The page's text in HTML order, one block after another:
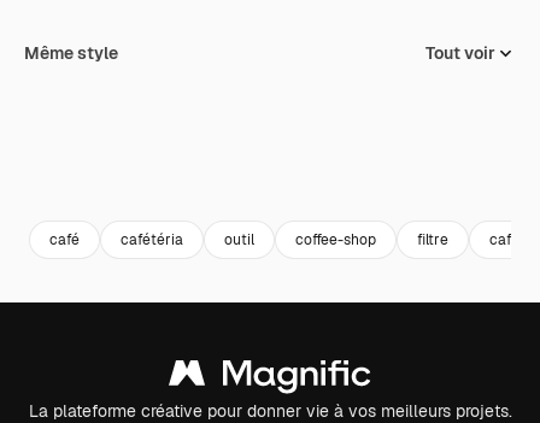
Même style Tout voir
café cafétéria outil coffee-shop filtre café
La plateforme créative pour donner vie à vos meilleurs projets.